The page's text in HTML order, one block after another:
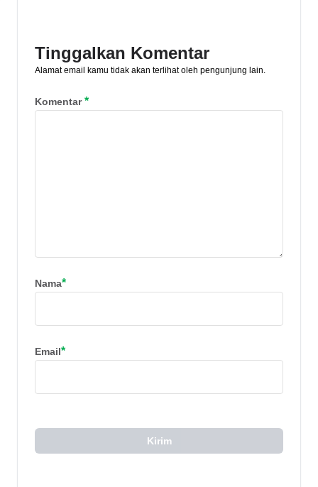
Tinggalkan Komentar
Alamat email kamu tidak akan terlihat oleh pengunjung lain.
Komentar*
Nama*
Email*
Kirim